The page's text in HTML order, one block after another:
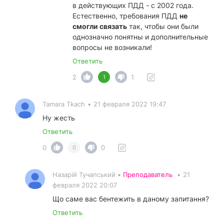
в действующих ПДД - с 2002 года.
Естественно, требования ПДД не
смогли связать так, чтобы они были
однозначно понятны и дополнительные
вопросы не возникали!
Ответить
2
1 1
Tamara Tkach • 21 февраля 2022 19:47
Ну жесть
Ответить
0
0 0
Назарій Тучапський • Преподаватель • 21
февраля 2022 20:07
Що саме вас бентежить в даному запитання?
Ответить